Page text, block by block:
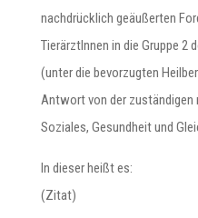
nachdrücklich geäußerten
TierärztInnen in die Gruppe 2
(unter die bevorzugten
Antwort von der
Soziales, Gesundheit und
In dieser heißt es:
(Zitat)